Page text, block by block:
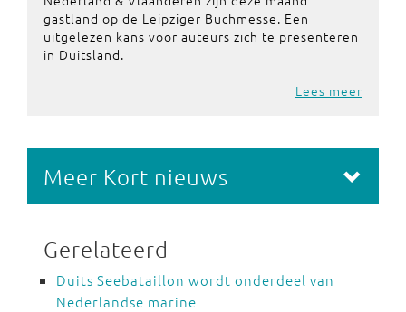
gastland op de Leipziger Buchmesse. Een
uitgelezen kans voor auteurs zich te presenteren
in Duitsland.
Lees meer
Meer Kort nieuws
Gerelateerd
Duits Seebataillon wordt onderdeel van
Nederlandse marine